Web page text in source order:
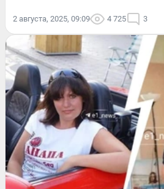
2 августа, 2025, 09:09 4 725 3